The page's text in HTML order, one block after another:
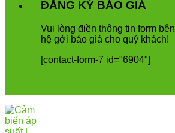
ĐĂNG KÝ BÁO GIÁ
Vui òng điền thông tin form bên
hệ gởi báo giá cho quý khách!
[contact-form-7 id="6904"]